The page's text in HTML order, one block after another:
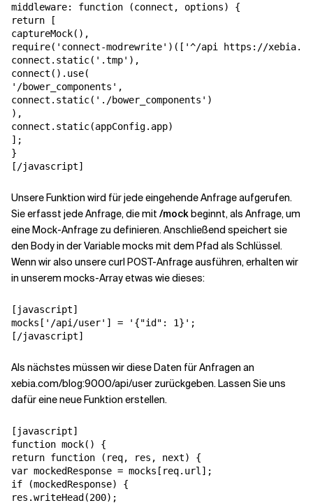
middleware: function (connect, options) {
return [
captureMock(),
require('connect-modrewrite')(['^/api https://
connect.static('.tmp'),
connect().use(
'/bower_components',
connect.static('./bower_components')
),
connect.static(appConfig.app)
];
}
[/javascript]
Unsere Funktion wird für jede eingehende Anfrage aufgerufen.
Sie erfasst jede Anfrage, die mit /mockbeginnt, als Anfrage, um
eine Mock-Anfrage zu definieren. Anschließend speichert sie
den Body in der Variable mocks mit dem Pfad als Schlüssel.
Wenn wir also unsere curl POST-Anfrage ausführen, erhalten wir
in unserem mocks-Array etwas wie dieses:
[javascript]
mocks['/api/user'] = '{"id": 1}';
[/javascript]
Als nächstes müssen wir diese Daten für Anfragen an
xebia.com/blog:9000/api/user zurückgeben. Lassen Sie uns
dafür eine neue Funktion erstellen.
[javascript]
function mock() {
return function (req, res, next) {
var mockedResponse = mocks[req.url];
if (mockedResponse) {
res.writeHead(200);